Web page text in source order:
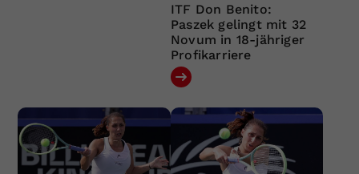
ITF Don Benito:
Paszek gelingt mit 32
Novum in 18-jähriger
Profikarriere